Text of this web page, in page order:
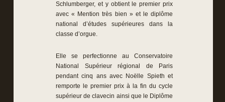
Schlumberger, et y obtient le premier prix
avec « Mention très bien » et le diplôme
national d’études supérieures dans la
classe d’orgue.
Elle se perfectionne au Conservatoire
National Supérieur régional de Paris
pendant cinq ans avec Noëlle Spieth et
remporte le premier prix à la fin du cycle
supérieur de clavecin ainsi que le Diplôme